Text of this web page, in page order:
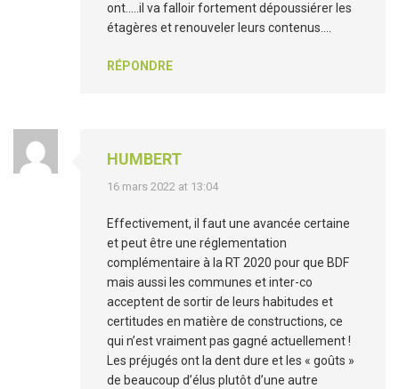
ont…..il va falloir fortement dépoussiérer les
étagères et renouveler leurs contenus….
RÉPONDRE
HUMBERT
16 mars 2022 at 13:04
Effectivement, il faut une avancée certaine
et peut être une réglementation
complémentaire à la RT 2020 pour que BDF
mais aussi les communes et inter-co
acceptent de sortir de leurs habitudes et
certitudes en matière de constructions, ce
qui n’est vraiment pas gagné actuellement !
Les préjugés ont la dent dure et les « goûts »
de beaucoup d’élus plutôt d’une autre